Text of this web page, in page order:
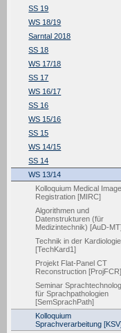
SS 19
WS 18/19
Sarntal 2018
SS 18
WS 17/18
SS 17
WS 16/17
SS 16
WS 15/16
SS 15
WS 14/15
SS 14
WS 13/14
Kolloquium Medical Image
Registration [MIRC]
Algorithmen und
Datenstrukturen (für
Medizintechnik) [AuD-
Technik in der Kardiologie
[TechKard1]
Projekt Flat-Panel CT
Reconstruction [ProjFCR]
Seminar
für Sprachpathologien
[SemSprachPath]
Kolloquium
Sprachverarbeitung